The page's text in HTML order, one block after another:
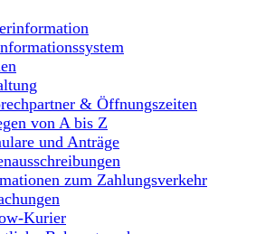
& Öffnungszeiten
von A bis Z
und Anträge
zum Zahlungsverkehr
Kurier